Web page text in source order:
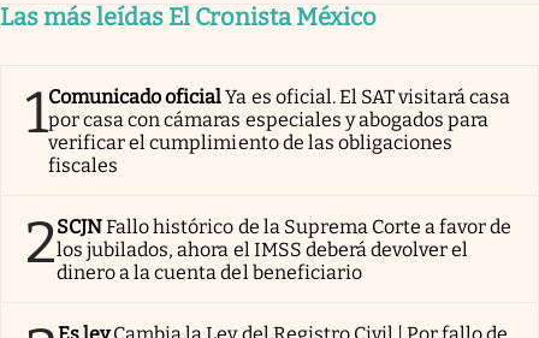
Las más leídas El Cronista México
1Comunicado oficialYa es oficial. El SAT visitará casa
por casa con cámaras especiales y abogados para
verificar el cumplimiento de las obligaciones
fiscales
2SCJNFallo histórico de la Suprema Corte a favor de
los jubilados, ahora el IMSS deberá devolver el
dinero a la cuenta del beneficiario